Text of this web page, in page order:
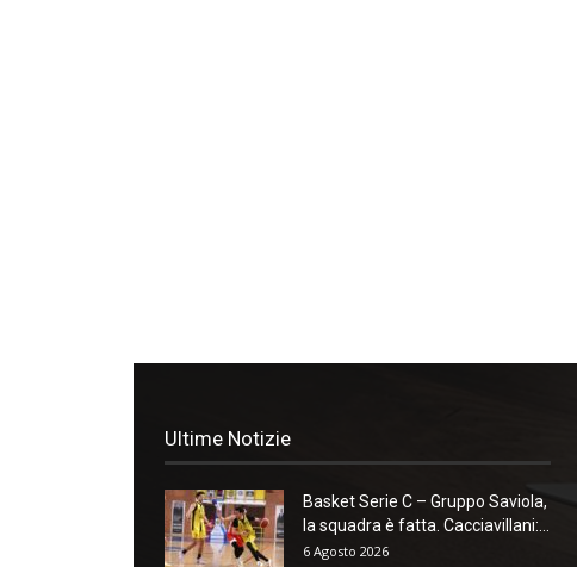
Ultime Notizie
Basket Serie C – Gruppo Saviola,
la squadra è fatta. Cacciavillani:...
6 Agosto 2026